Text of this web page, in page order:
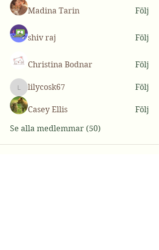
Madina Tarin
Följ
shiv raj Följ
Christina Bodnar Följ
lilycosk67
lilycosk67 Följ
Casey Ellis
Följ
Se alla medlemmar (50)